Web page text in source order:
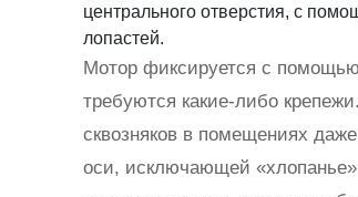
центрального отверстия, с
лопастей.
Мотор фиксируется с
требуются какие-либо
сквозняков в помещениях
оси, исключающей